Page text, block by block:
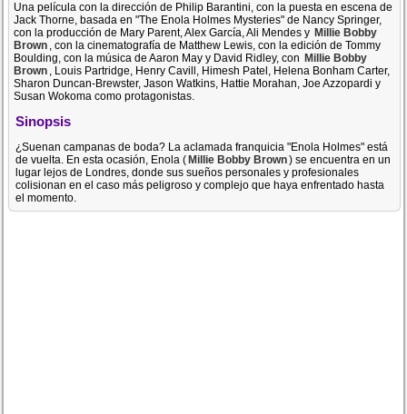
Una película con la dirección de Philip Barantini, con la puesta en escena de
Jack Thorne, basada en "The Enola Holmes Mysteries" de Nancy Springer,
con la producción de Mary Parent, Alex García, Ali Mendes y Millie Bobby
Brown , con la cinematografía de Matthew Lewis, con la edición de Tommy
Boulding, con la música de Aaron May y David Ridley, con Millie Bobby
Brown , Louis Partridge, Henry Cavill, Himesh Patel, Helena Bonham Carter,
Sharon Duncan-Brewster, Jason Watkins, Hattie Morahan, Joe Azzopardi y
Susan Wokoma como protagonistas.
Sinopsis
¿Suenan campanas de boda? La aclamada franquicia "Enola Holmes" está
de vuelta. En esta ocasión, Enola (Millie Bobby Brown) se encuentra en un
lugar lejos de Londres, donde sus sueños personales y profesionales
colisionan en el caso más peligroso y complejo que haya enfrentado hasta
el momento.